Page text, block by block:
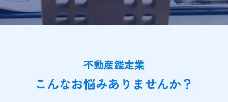
不動産鑑定業
こんなお悩みありませんか？